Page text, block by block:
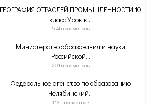
ГЕОГРАФИЯ ОТРАСЛЕЙ ПРОМЫШЛЕННОСТИ 10
класс Урок к...
574 просмотров
Министерство образования и науки
Российской...
201 просмотров
Федеральное агенство по образованию
Челябинский...
113 просмотров